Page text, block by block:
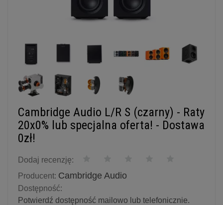
Cambridge Audio L/R S (czarny) - Raty
20x0% lub specjalna oferta! - Dostawa
0zł!
Dodaj recenzję:
Producent: Cambridge Audio
Dostępność:
Potwierdź dostępność mailowo lub telefonicznie.